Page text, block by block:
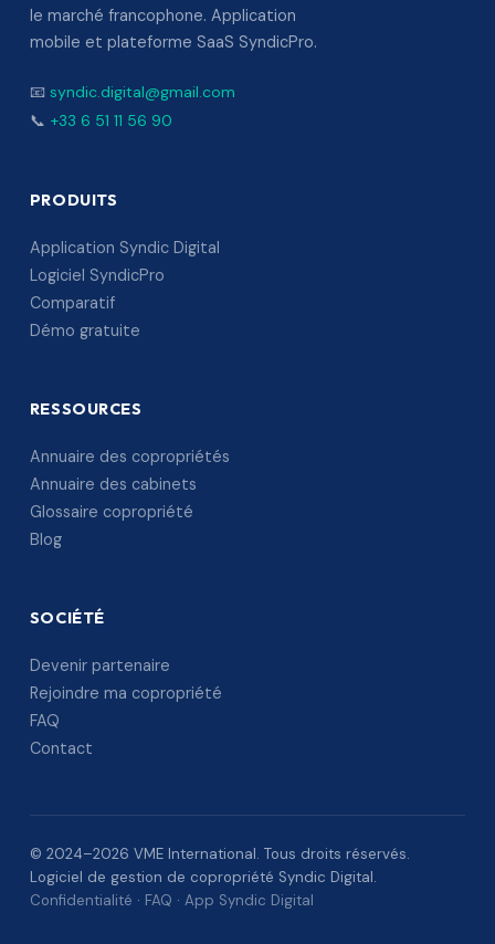
le marché francophone. Application
mobile et plateforme SaaS SyndicPro.
📧 syndic.digital@gmail.com
📞 +33 6 51 11 56 90
PRODUITS
Application Syndic Digital
Logiciel SyndicPro
Comparatif
Démo gratuite
RESSOURCES
Annuaire des copropriétés
Annuaire des cabinets
Glossaire copropriété
Blog
SOCIÉTÉ
Devenir partenaire
Rejoindre ma copropriété
FAQ
Contact
© 2024–2026 VME International. Tous droits réservés.
Logiciel de gestion de copropriété Syndic Digital.
Confidentialité · FAQ · App Syndic Digital